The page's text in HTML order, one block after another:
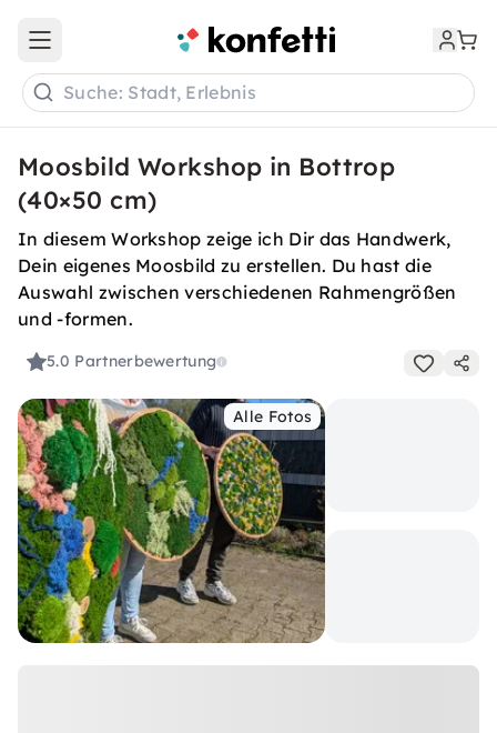
Open main menu
Suche: Stadt, Erlebnis
Moosbild Workshop in Bottrop
(40×50 cm)
In diesem Workshop zeige ich Dir das Handwerk,
Dein eigenes Moosbild zu erstellen. Du hast die
Auswahl zwischen verschiedenen Rahmengrößen
und -formen.
5.0 Partnerbewertung
Alle Fotos